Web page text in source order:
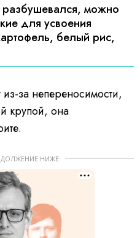
разбушевался, можно
для усвоения
белый рис,
за непереносимости,
крупой, она
НИЖЕ